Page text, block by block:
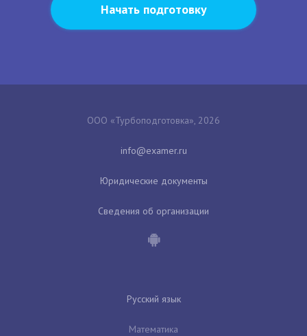
Начать подготовку
ООО «Турбоподготовка», 2026
Юридические документы
Сведения об организации
Русский язык
Математика